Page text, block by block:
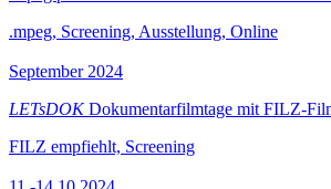
.mpeg, Screening, Ausstellung, Online
September 2024
LETsDOKDokumentarfilmtage mit FILZ-
FILZ empfiehlt, Screening